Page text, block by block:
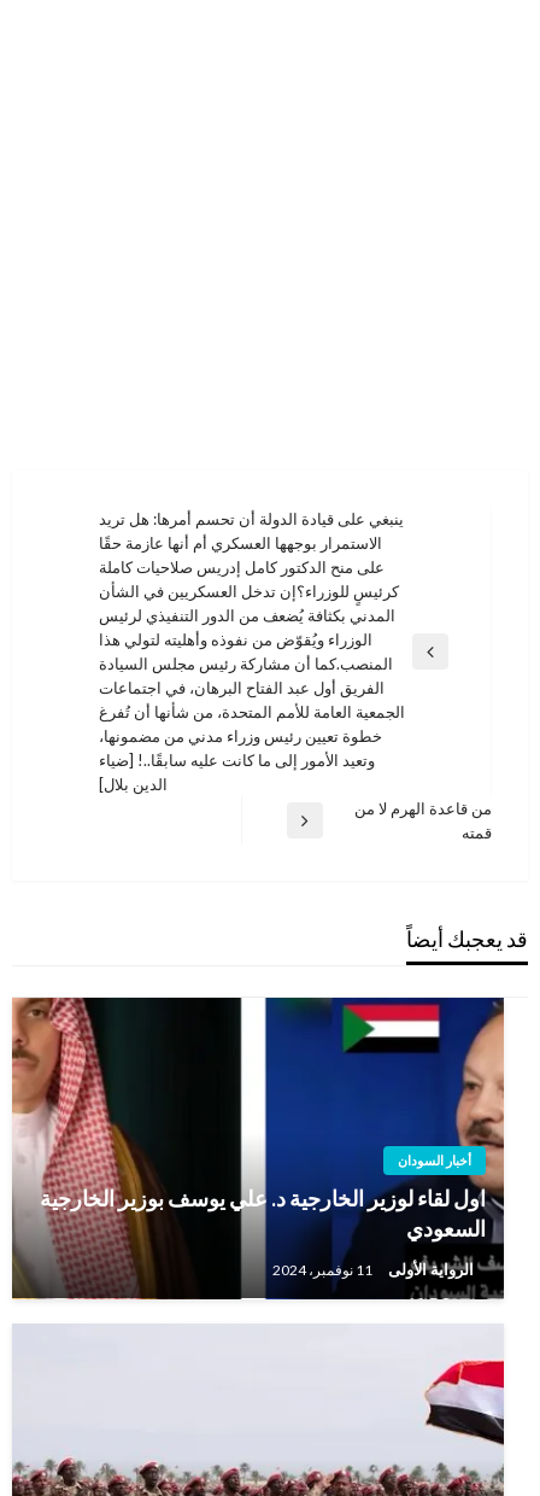
المقالة
ينبغي على قيادة الدولة أن تحسم أمرها: هل تريد
الاستمرار بوجهها العسكري أم أنها عازمة حقًا
على منح الدكتور كامل إدريس صلاحيات كاملة
كرئيسٍ للوزراء؟إن تدخل العسكريين في الشأن
المدني بكثافة يُضعف من الدور التنفيذي لرئيس
الوزراء ويُقوّض من نفوذه وأهليته لتولي هذا
المنصب.كما أن مشاركة رئيس مجلس السيادة
الفريق أول عبد الفتاح البرهان، في اجتماعات
الجمعية العامة للأمم المتحدة، من شأنها أن تُفرغ
خطوة تعيين رئيس وزراء مدني من مضمونها،
وتعيد الأمور إلى ما كانت عليه سابقًا..! [ضياء
الدين بلال]
المقالة
من قاعدة الهرم لا من
قمته
قد يعجبك أيضاً
أخبار السودان
اول لقاء لوزير الخارجية د. علي يوسف بوزير الخارجية
السعودي
الرواية الأولى 11 نوفمبر، 2024